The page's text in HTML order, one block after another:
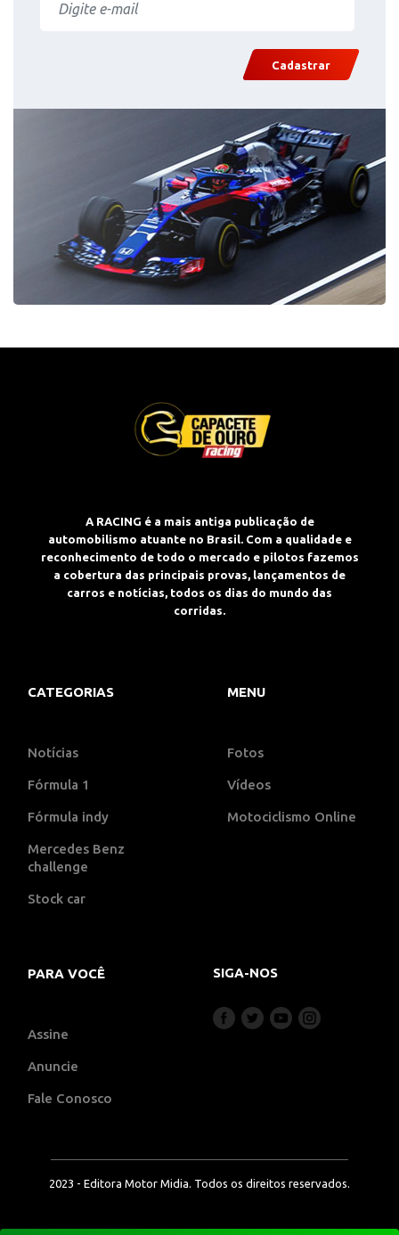
Cadastrar
A RACING é a mais antiga publicação de
automobilismo atuante no Brasil. Com a qualidade e
reconhecimento de todo o mercado e pilotos fazemos
a cobertura das principais provas, lançamentos de
carros e notícias, todos os dias do mundo das
corridas.
CATEGORIAS
Notícias
Fórmula 1
Fórmula indy
Mercedes Benz
challenge
Stock car
MENU
Fotos
Vídeos
Motociclismo Online
PARA VOCÊ
Assine
Anuncie
Fale Conosco
SIGA-NOS
2023 - Editora Motor Midia. Todos os direitos reservados.